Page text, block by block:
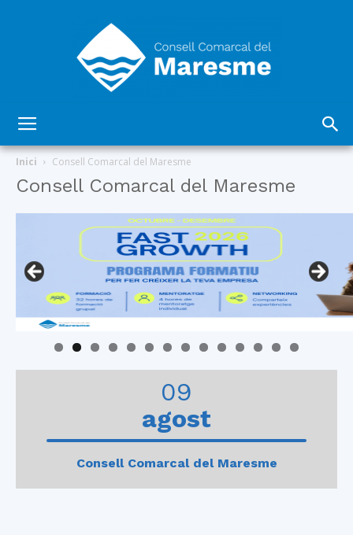
del
Maresme
Inici Consell Comarcal del Maresme
Consell Comarcal del Maresme
0 1 2 3 4
09
agost
Consell Comarcal del Maresme